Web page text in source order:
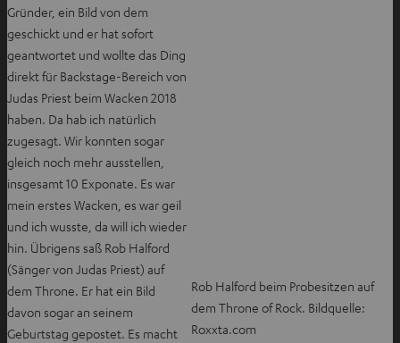
Gründer, ein Bild von dem
geschickt und er hat sofort
geantwortet und wollte das Ding
direkt für Backstage-Bereich von
Judas Priest beim Wacken 2018
haben. Da hab ich natürlich
zugesagt. Wir konnten sogar
gleich noch mehr ausstellen,
insgesamt 10 Exponate. Es war
mein erstes Wacken, es war geil
und ich wusste, da will ich wieder
hin. Übrigens saß Rob Halford
(Sänger von Judas Priest) auf
dem Throne. Er hat ein Bild
davon sogar an seinem
Geburtstag gepostet. Es macht
Rob Halford beim Probesitzen auf
dem Throne of Rock. Bildquelle:
Roxxta.com